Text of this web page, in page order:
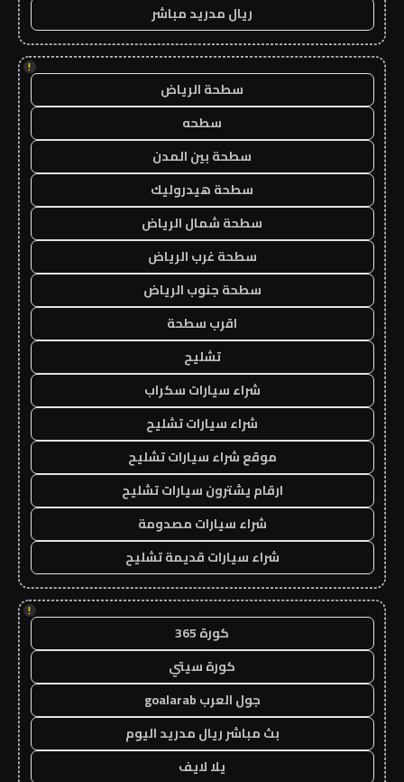
ريال مدريد مباشر
!
سطحة الرياض
سطحه
سطحة بين المدن
سطحة هيدروليك
سطحة شمال الرياض
سطحة غرب الرياض
سطحة جنوب الرياض
اقرب سطحة
تشليح
شراء سيارات سكراب
شراء سيارات تشليح
موقع شراء سيارات تشليح
ارقام يشترون سيارات تشليح
شراء سيارات مصدومة
شراء سيارات قديمة تشليح
!
كورة 365
كورة سيتي
جول العرب goalarab
بث مباشر ريال مدريد اليوم
يلا لايف